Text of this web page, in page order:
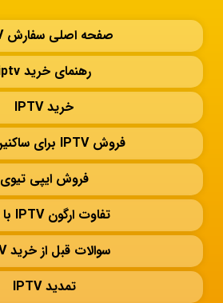
صفحه اصلی سفارش IPTV
رهنمای خرید iptv
خرید IPTV
فروش IPTV برای ساکنین خارج
فروش ایپی تیوی
تفاوت ارگون IPTV با سایر
سوالات قبل از خرید IPTV
تمدید IPTV